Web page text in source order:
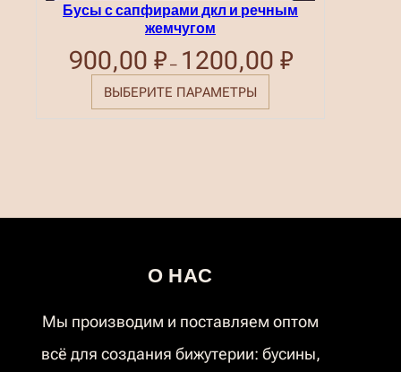
Бусы с сапфирами дкл и речным
жемчугом
900,00 ₽ – 1200,00 ₽Диапазон
ВЫБЕРИТЕ ПАРАМЕТРЫ
О НАС
Мы производим и поставляем оптом
всё для создания бижутерии: бусины,